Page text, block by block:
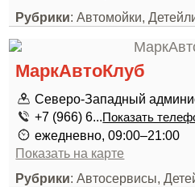
Рубрики: Автомойки,
МаркАвтоКлуб
Северо-Западный
+7 (966) 6...Показать
ежедневно, 09:00–21:00
Показать на карте
Рубрики: Автосервисы,